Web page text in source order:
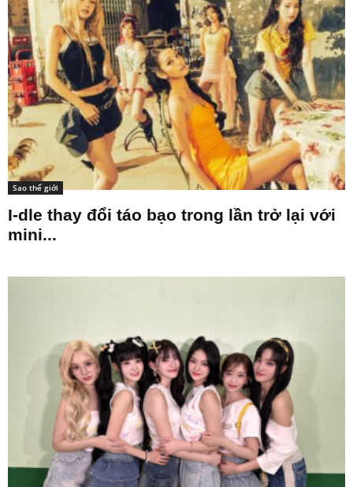
Sao thế giới
I-dle thay đổi táo bạo trong lần trở lại với
mini...